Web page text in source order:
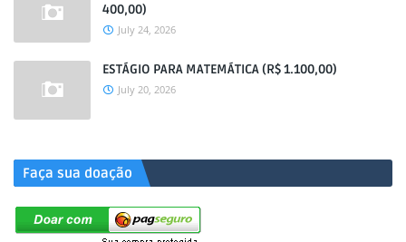
400,00)
July 24, 2026
ESTÁGIO PARA MATEMÁTICA (R$ 1.100,00)
July 20, 2026
Faça sua doação